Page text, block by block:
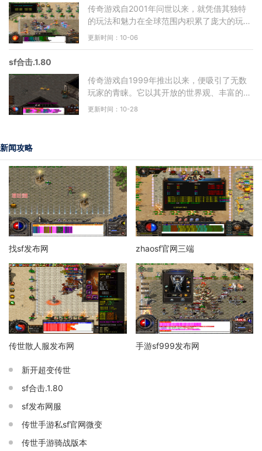
传奇游戏自2001年问世以来，就凭借其独特
的玩法和魅力在全球范围内积累了庞大的玩家
基础。游戏中的自由度极高，玩家可以选择不
更新时间：10-06
sf合击.1.80
传奇游戏自1999年推出以来，便吸引了无数
玩家的青睐。它以其开放的世界观、丰富的角
色扮演元素以及多样的社交玩法，成为了无数
更新时间：10-28
新闻攻略
找sf发布网 zhaosf官网三端
传世散人服发布网 手游sf999发布网
新开超变传世
sf合击.1.80
sf发布网服
传世手游私sf官网微变
传世手游骑战版本